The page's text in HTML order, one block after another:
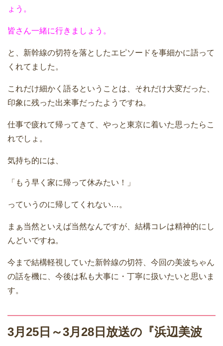
ょう。
皆さん一緒に行きましょう。
と、新幹線の切符を落としたエピソードを事細かに語って
くれてました。
これだけ細かく語るということは、それだけ大変だった、
印象に残った出来事だったようですね。
仕事で疲れて帰ってきて、やっと東京に着いた思ったらこ
れでしょ。
気持ち的には、
「もう早く家に帰って休みたい！」
っていうのに帰してくれない…。
まぁ当然といえば当然なんですが、結構コレは精神的にし
んどいですね。
今まで結構軽視していた新幹線の切符、今回の美波ちゃん
の話を機に、今後は私も大事に・丁寧に扱いたいと思いま
す。
3月25日～3月28日放送の『浜辺美波